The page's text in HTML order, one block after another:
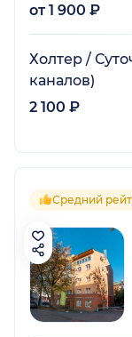
от 1 900 ₽
Холтер /
каналов)
2 100 ₽
Средний